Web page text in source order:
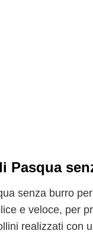
Pasqua
senza burro
e veloce, per
realizzati con